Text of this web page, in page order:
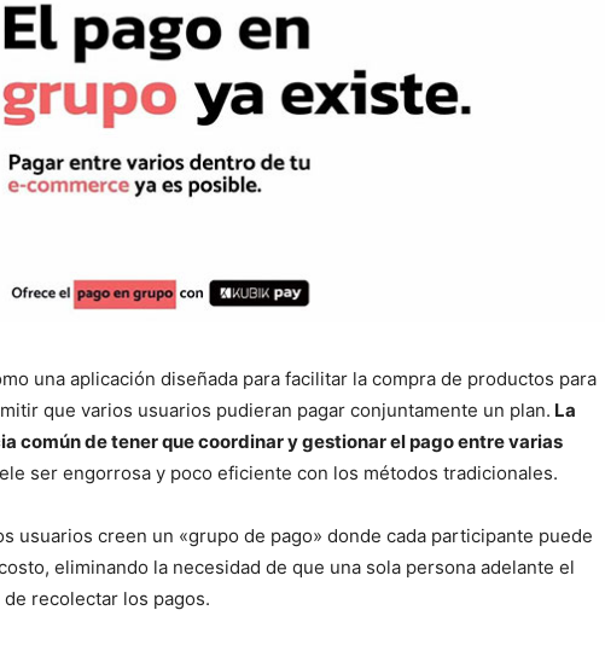
una aplicación diseñada para facilitar la compra de productos para
que varios usuarios pudieran pagar conjuntamente un plan. La
común de tener que coordinar y gestionar el pago entre varias
ser engorrosa y poco eficiente con los métodos tradicionales.
usuarios creen un «grupo de pago» donde cada participante puede
eliminando la necesidad de que una sola persona adelante el
recolectar los pagos.